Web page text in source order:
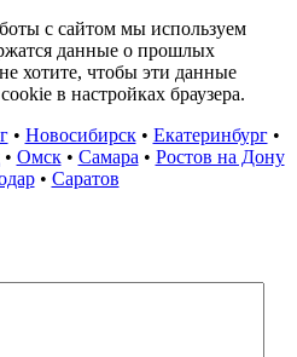
с сайтом мы используем
данные о прошлых
хотите, чтобы эти данные
в настройках браузера.
• Новосибирск• Екатеринбург•
• Омск• Самара • Ростов на Дону
• Саратов